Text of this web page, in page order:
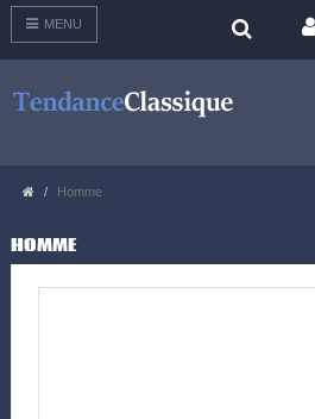
MENU
Homme
HOMME